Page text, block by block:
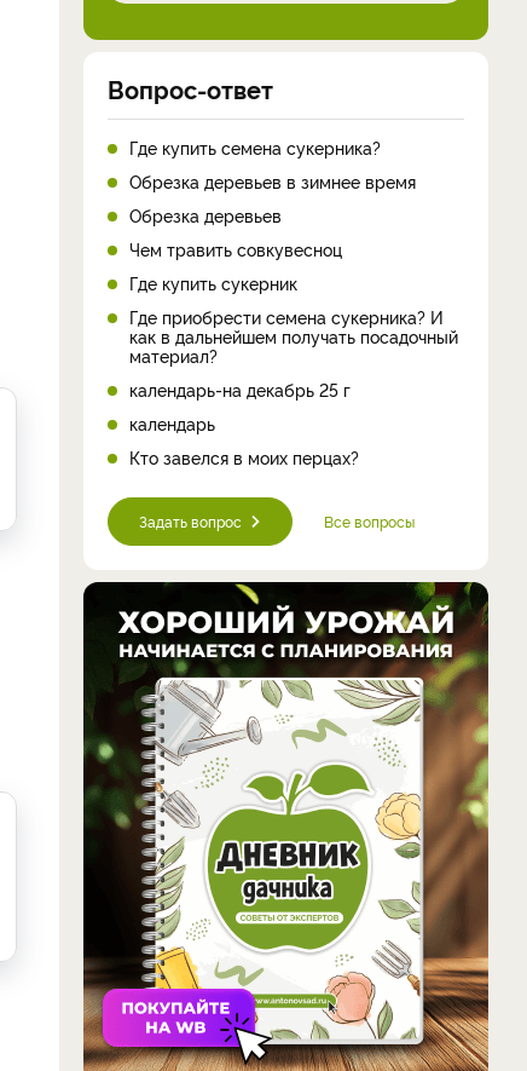
Вопрос-ответ
Где купить семена сукерника?
Обрезка деревьев в зимнее время
Обрезка деревьев
Чем травить совкувесноц
Где купить сукерник
Где приобрести семена сукерника? И
как в дальнейшем получать посадочный
материал?
календарь-на декабрь 25 г
календарь
Кто завелся в моих перцах?
Задать вопрос Все вопросы